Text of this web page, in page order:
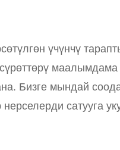
үчүнчү
маалымдама
Бизге мындай
сатууга